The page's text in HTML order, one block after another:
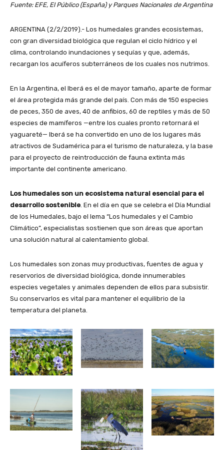
Fuente: EFE, El Público (España) y Parques Nacionales de Argentina
ARGENTINA (2/2/2019).- Los humedales grandes ecosistemas,
con gran diversidad biológica que regulan el ciclo hídrico y el
clima, controlando inundaciones y sequías y que, además,
recargan los acuíferos subterráneos de los cuales nos nutrimos.
En la Argentina, el Iberá es el de mayor tamaño, aparte de formar
el área protegida más grande del país. Con más de 150 especies
de peces, 350 de aves, 40 de anfibios, 60 de reptiles y más de 50
especies de mamíferos —entre los cuales pronto retornará el
yaguareté— Iberá se ha convertido en uno de los lugares más
atractivos de Sudamérica para el turismo de naturaleza, y la base
para el proyecto de reintroducción de fauna extinta más
importante del continente americano.
Los humedales son un ecosistema natural esencial para el
desarrollo sostenible . En el día en que se celebra el Día Mundial
de los Humedales, bajo el lema “Los humedales y el Cambio
Climático”, especialistas sostienen que son áreas que aportan
una solución natural al calentamiento global.
Los humedales son zonas muy productivas, fuentes de agua y
reservorios de diversidad biológica, donde innumerables
especies vegetales y animales dependen de ellos para subsistir.
Su conservarlos es vital para mantener el equilibrio de la
temperatura del planeta.